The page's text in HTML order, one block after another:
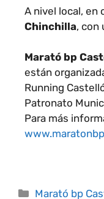
A nivel local, en
Chinchilla, con
Marató bp
están
Running
Patronato
Para más
Marató bp